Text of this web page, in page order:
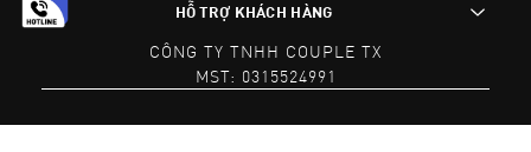
HỖ TRỢ KHÁCH HÀNG
CÔNG TY TNHH COUPLE TX
MST: 0315524991